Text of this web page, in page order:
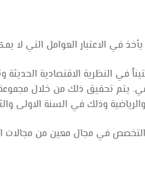
النظرية الاقتصادية الحديثة
يتم تحقيق ذلك من خلال
وذلك في السنة الاولى
التخصص في مجال معين من مجالات